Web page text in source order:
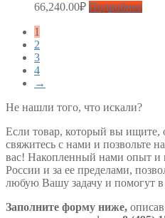
66,240.00₽ Подробнее
1
2
3
4
→
Не нашли того, что искали?
Если товар, который вы ищите,
свяжитесь с нами и позвольте
вас! Накопленный нами опыт и
России и за ее пределами,
любую Вашу задачу и помогут в
Заполните форму ниже,